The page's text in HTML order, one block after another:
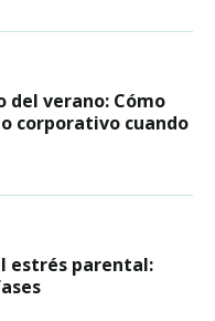
del verano: Cómo
corporativo cuando
estrés parental: